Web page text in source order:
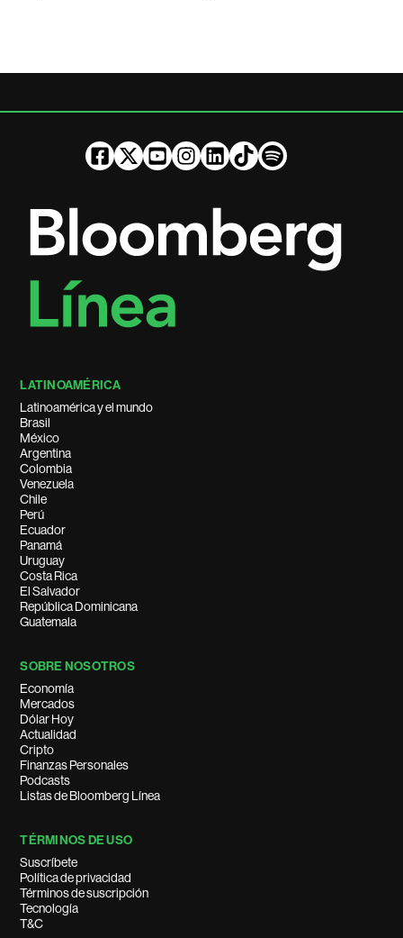
LATINOAMÉRICA
Latinoamérica y el mundo
Brasil
México
Argentina
Colombia
Venezuela
Chile
Perú
Ecuador
Panamá
Uruguay
Costa Rica
El Salvador
República Dominicana
Guatemala
SOBRE NOSOTROS
Economía
Mercados
Dólar Hoy
Actualidad
Cripto
Finanzas Personales
Podcasts
Listas de Bloomberg Línea
TÉRMINOS DE USO
Suscríbete
Política de privacidad
Términos de suscripción
Tecnología
T&C